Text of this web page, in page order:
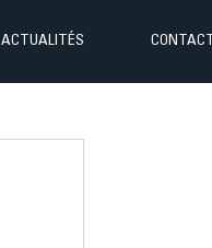
ACTUALITÉS CONTACT